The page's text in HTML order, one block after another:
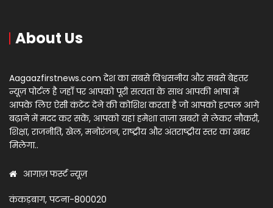
About Us
Aagaazfirstnews.com देश का सबसे विश्वसनीय और सबसे बेहतर
न्यूज़ पोर्टल है जहाँ पर आपको पूरी सत्यता के साथ आपकी भाषा में
आपके लिए ऐसी कंटेंट देने की कोशिश करता है जो आपको हरपल आगे
बढ़ाने में मदद कर सकें, आपको यहां हमेशा ताज़ा खबरों से लेकर नौकरी,
शिक्षा, राजनीति, खेल, मनोरंजन, राष्ट्रीय और अंतराष्ट्रीय स्तर का खबर
मिलेगा..
आगाज़ फर्स्ट न्यूज़
कंकड़बाग, पटना-800020